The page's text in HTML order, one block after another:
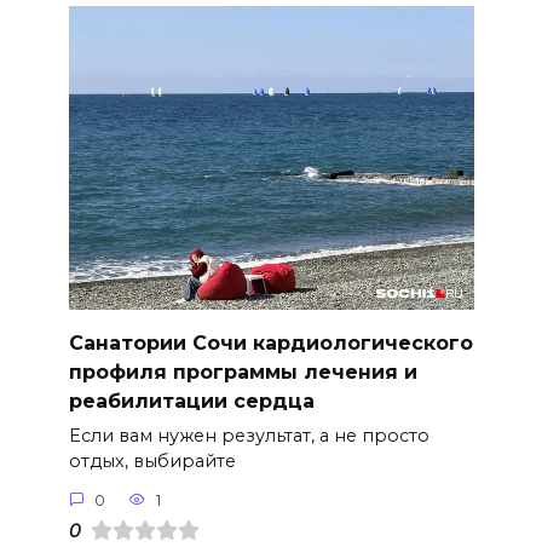
Санатории Сочи кардиологического
профиля программы лечения и
реабилитации сердца
Если вам нужен результат, а не просто
отдых, выбирайте
0 1
0